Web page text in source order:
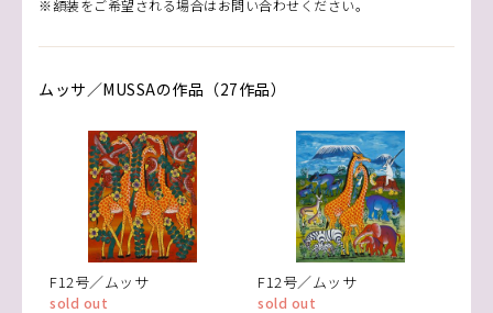
※額装をご希望される場合はお問い合わせください。
ムッサ／MUSSAの作品（27作品）
F12号／ムッサ
sold out
F12号／ムッサ
sold out